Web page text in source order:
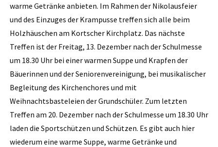
warme Getränke anbieten. Im Rahmen der Nikolausfeier
und des Einzuges der Krampusse treffen sich alle beim
Holzhäuschen am Kortscher Kirchplatz. Das nächste
Treffen ist der Freitag, 13. Dezember nach der Schulmesse
um 18.30 Uhr bei einer warmen Suppe und Krapfen der
Bäuerinnen und der Seniorenvereinigung, bei musikalischer
Begleitung des Kirchenchores und mit
Weihnachtsbasteleien der Grundschüler. Zum letzten
Treffen am 20. Dezember nach der Schulmesse um 18.30 Uhr
laden die Sportschützen und Schützen. Es gibt auch hier
wiederum eine warme Suppe, warme Getränke und